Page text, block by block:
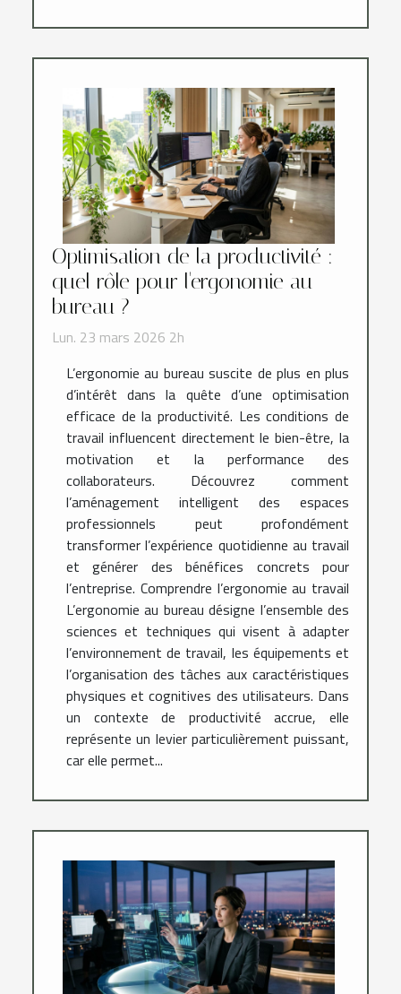
Optimisation de la productivité :
quel rôle pour l'ergonomie au
bureau ?
Lun. 23 mars 2026 2h
L’ergonomie au bureau suscite de plus en plus
d’intérêt dans la quête d’une optimisation
efficace de la productivité. Les conditions de
travail influencent directement le bien-être, la
motivation et la performance des
collaborateurs. Découvrez comment
l’aménagement intelligent des espaces
professionnels peut profondément
transformer l’expérience quotidienne au travail
et générer des bénéfices concrets pour
l’entreprise. Comprendre l’ergonomie au travail
L’ergonomie au bureau désigne l’ensemble des
sciences et techniques qui visent à adapter
l’environnement de travail, les équipements et
l’organisation des tâches aux caractéristiques
physiques et cognitives des utilisateurs. Dans
un contexte de productivité accrue, elle
représente un levier particulièrement puissant,
car elle permet...